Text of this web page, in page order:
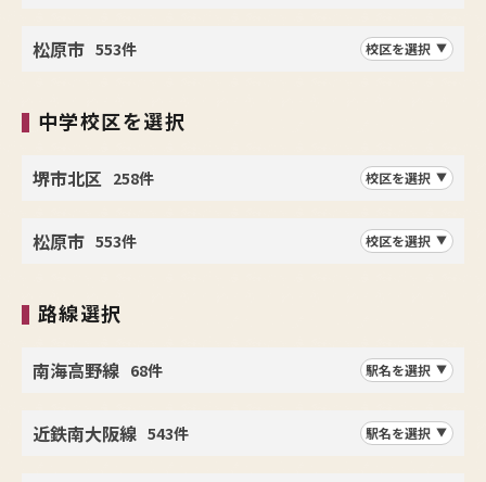
松原市 553件 校区を選択
中学校区を選択
堺市北区 258件 校区を選択
松原市 553件 校区を選択
路線選択
南海高野線 68件 駅名を選択
近鉄南大阪線 543件 駅名を選択